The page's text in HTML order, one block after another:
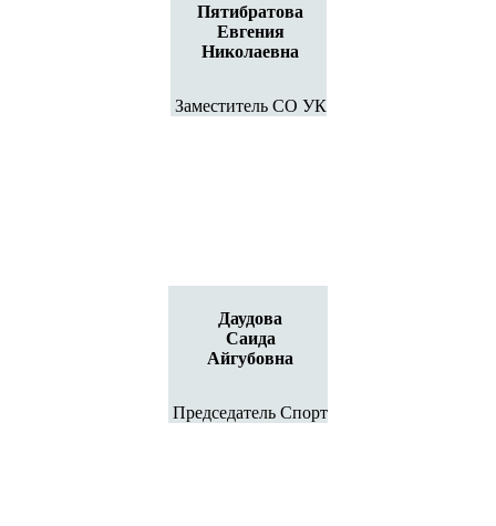
Пятибратова
Евгения
Николаевна
Заместитель СО УК
Даудова
Саида
Айгубовна
Председатель Спорт